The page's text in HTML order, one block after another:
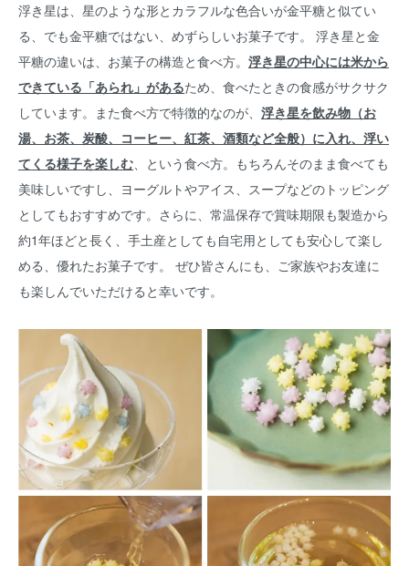
浮き星は、星のような形とカラフルな色合いが金平糖と似てい
る、でも金平糖ではない、めずらしいお菓子です。 浮き星と金
平糖の違いは、お菓子の構造と食べ方。 浮き星の中心には米から
できている「あられ」があるため、食べたときの食感がサクサク
しています。また食べ方で特徴的なのが、 浮き星を飲み物（お
湯、お茶、炭酸、コーヒー、紅茶、酒類など全般）に入れ、浮い
てくる様子を楽しむ、という食べ方。もちろんそのまま食べても
美味しいですし、ヨーグルトやアイス、スープなどのトッピング
としてもおすすめです。さらに、常温保存で賞味期限も製造から
約1年ほどと長く、手土産としても自宅用としても安心して楽し
める、優れたお菓子です。 ぜひ皆さんにも、ご家族やお友達に
も楽しんでいただけると幸いです。